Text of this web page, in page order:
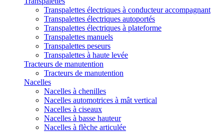
Transpalettes électriques à conducteur accompagnant
Transpalettes électriques autoportés
Transpalettes électriques à plateforme
Transpalettes manuels
Transpalettes peseurs
Transpalettes à haute levée
Tracteurs de manutention
Tracteurs de manutention
Nacelles
Nacelles à chenilles
Nacelles automotrices à mât vertical
Nacelles à ciseaux
Nacelles à basse hauteur
Nacelles à flèche articulée